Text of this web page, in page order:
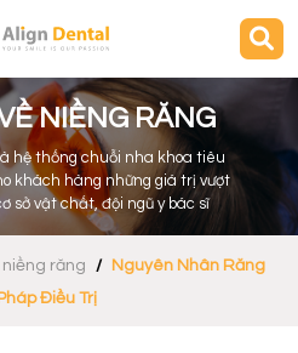
NIỀNG RĂNG
hệ thống chuỗi nha khoa tiêu
khách hàng những giá trị vượt
sở vật chất, đội ngũ y bác sĩ
niềng răng
Nguyên Nhân Răng
Điều Trị